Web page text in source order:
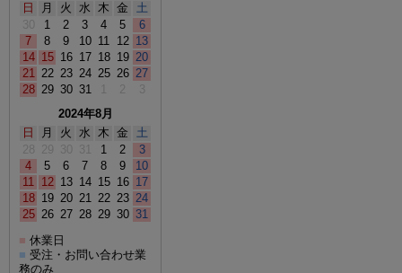
日
月 火 水 木 金
土
30
1 2 3 4 5
6
7
8 9 10 11 12 13
14 15 16 17 18 19 20
21 22 23 24 25 26 27
28 29 30 31 1 2
3
2024年8月
日
月 火 水 木 金
土
28
29 30 31 1 2
3
4
5 6 7 8 9
10
11 12 13 14 15 16 17
18 19 20 21 22 23 24
25 26 27 28 29 30 31
■ 休業日
■ 受注・お問い合わせ業
務のみ